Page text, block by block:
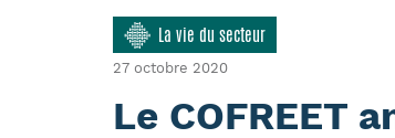
La vie du secteur
27 octobre 2020
Le COFREET